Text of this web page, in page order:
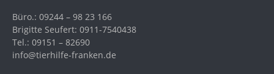
Büro.: 09244 – 98 23 166
Brigitte Seufert: 0911-7540438
Tel.: 09151 – 82690
info@tierhilfe-franken.de